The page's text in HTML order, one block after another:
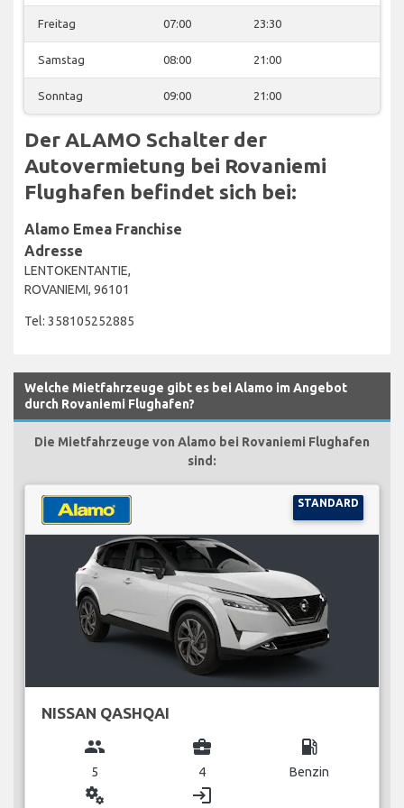
Freitag 07:00 23:30
Samstag 08:00 21:00
Sonntag 09:00 21:00
Der ALAMO Schalter der
Autovermietung bei Rovaniemi
Flughafen befindet sich bei:
Alamo Emea Franchise
Adresse
LENTOKENTANTIE,
ROVANIEMI, 96101
Tel: 358105252885
Welche Mietfahrzeuge gibt es bei Alamo im Angebot
durch Rovaniemi Flughafen?
Die Mietfahrzeuge von Alamo bei Rovaniemi Flughafen
sind:
STANDARD
NISSAN QASHQAI
group
5
business_center
4
local_gas_station
Benzin
miscellaneous_services login